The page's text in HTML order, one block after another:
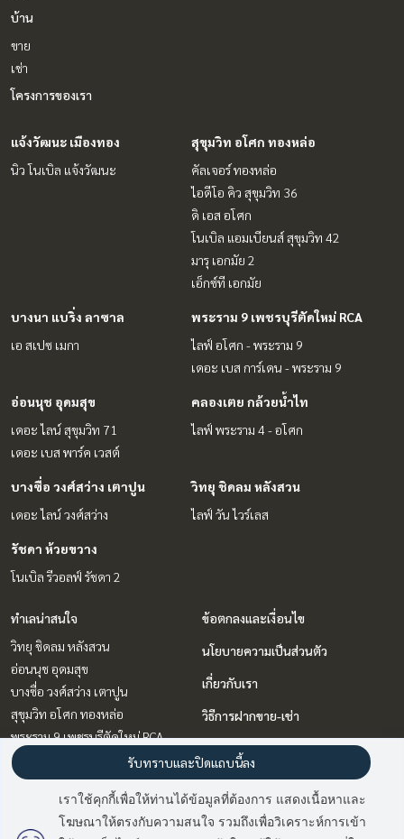
มี2คนกำลังดูประกาศนี้
บ้าน
ขาย
เช่า
โครงการของเรา
แจ้งวัฒนะ เมืองทอง
นิว โนเบิล แจ้งวัฒนะ
สุขุมวิท อโศก ทองหล่อ
คัลเจอร์ ทองหล่อ
ไอดีโอ คิว สุขุมวิท 36
ดิ เอส อโศก
โนเบิล แอมเบียนส์ สุขุมวิท 42
มารุ เอกมัย 2
เอ็กซ์ที เอกมัย
บางนา แบริ่ง ลาซาล
เอ สเปซ เมกา
พระราม 9 เพชรบุรีตัดใหม่ RCA
ไลฟ์ อโศก - พระราม 9
เดอะ เบส การ์เดน - พระราม 9
อ่อนนุช อุดมสุข
เดอะ ไลน์ สุขุมวิท 71
เดอะ เบส พาร์ค เวสต์
คลองเตย กล้วยน้ำไท
ไลฟ์ พระราม 4 - อโศก
บางซื่อ วงศ์สว่าง เตาปูน
เดอะ ไลน์ วงศ์สว่าง
วิทยุ ชิดลม หลังสวน
ไลฟ์ วัน ไวร์เลส
รัชดา ห้วยขวาง
โนเบิล รีวอลฟ์ รัชดา 2
ทำเลน่าสนใจ
วิทยุ ชิดลม หลังสวน
อ่อนนุช อุดมสุข
บางซื่อ วงศ์สว่าง เตาปูน
สุขุมวิท อโศก ทองหล่อ
พระราม 9 เพชรบุรีตัดใหม่ RCA
แจ้งวัฒนะ เมืองทอง
รัชดา ห้วยขวาง
บางนา แบริ่ง ลาซาล
คลองเตย กล้วยน้ำไท
ข้อตกลงและเงื่อนไข
นโยบายความเป็นส่วนตัว
เกี่ยวกับเรา
วิธีการฝากขาย-เช่า
ติดต่อ
เราใช้คุกกี้เพื่อให้ท่านได้ข้อมูลที่ต้องการ แสดงเนื้อหาและ
โฆษณาให้ตรงกับความสนใจ รวมถึงเพื่อวิเคราะห์การเข้า
รับทราบและปิดแถบนี้ลง